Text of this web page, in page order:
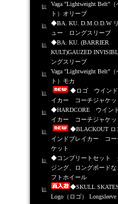
Vaga "Lightweight Belt"（
ト）オリーブ
◆BA. KU. D.M.O.D.W
ュー ロングスリーブ
◆BA. KU. (BARRIER
KULT)GAUZED
ングスリーブ
Vaga "Lightweight Belt"（
ト）モカ
◆ロゴ ウインド
イカー コーチジャケッ
◆HARDCORE ウイン
イカー コーチジャケッ
◆BLACKOUT
インドブレイカー コー
ケット
◆コンプリートセット
ジング、ロングボードな
フトホイール
◆SKULL
Logo（ロゴ） Longsleeve